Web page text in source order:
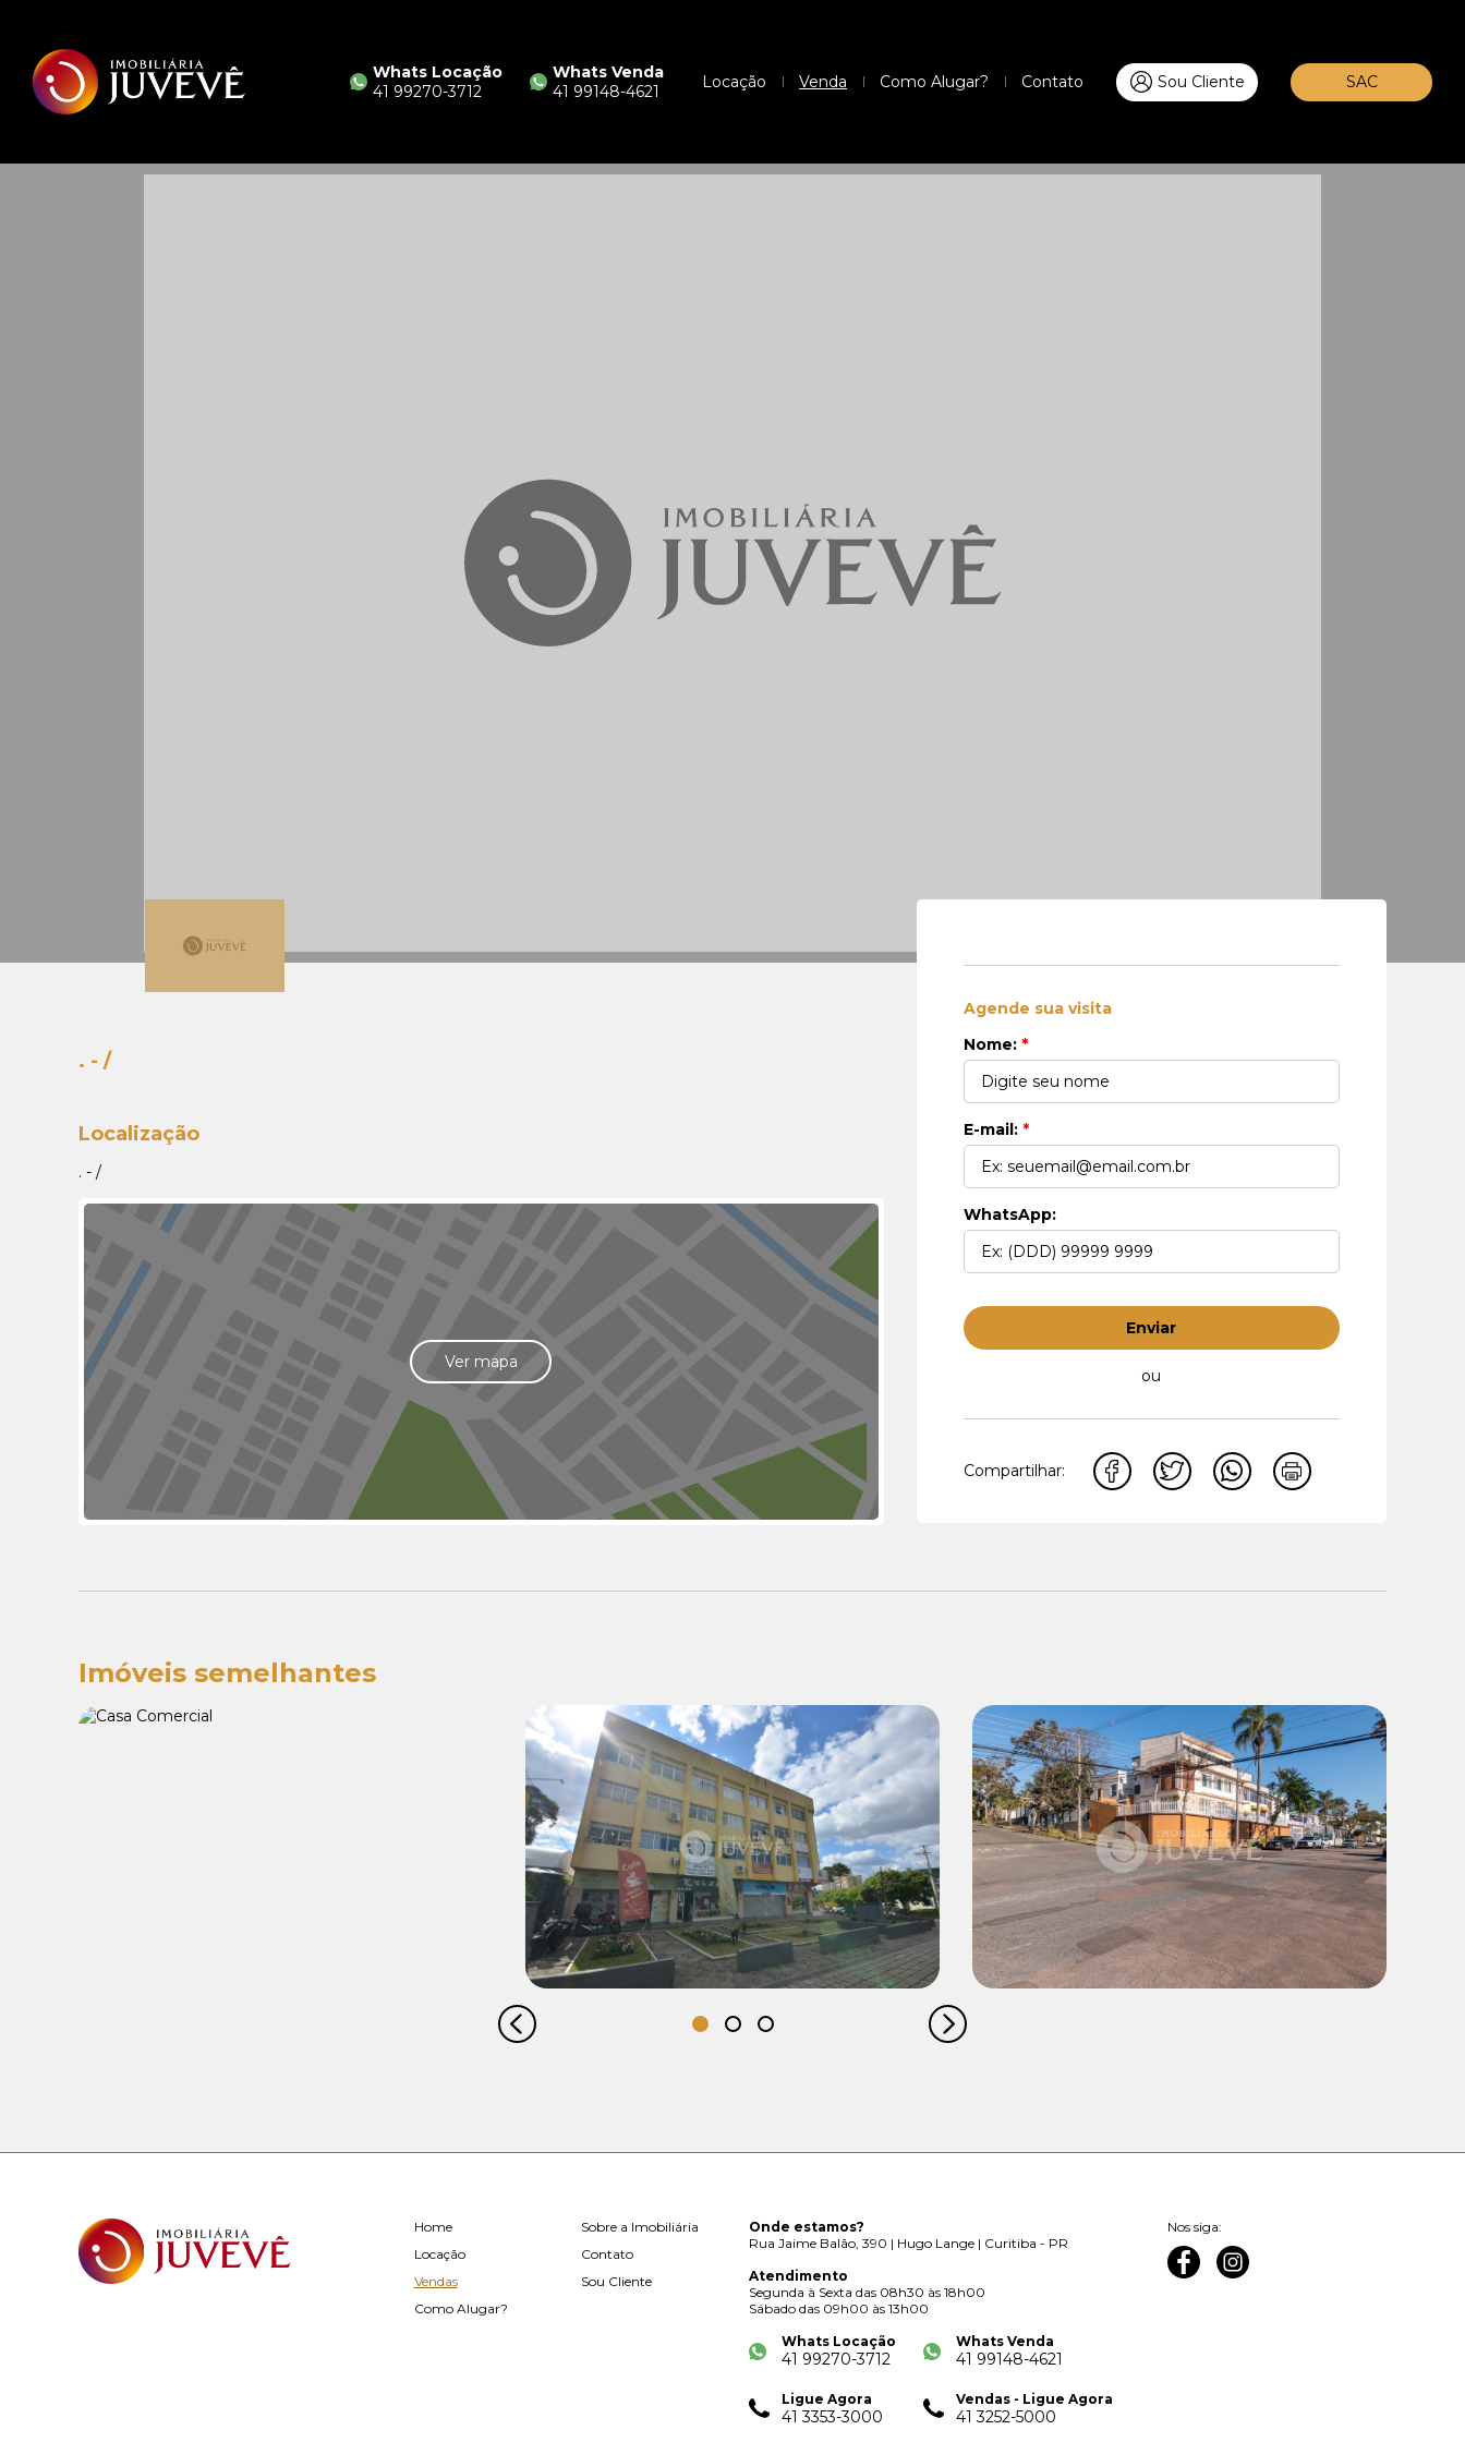
Whats Locação
41 99270-3712
Whats Venda
41 99148-4621
Locação Venda Como Alugar? Contato Sou Cliente SAC
. - /
Agende sua visita
Nome: *
E-mail: *
WhatsApp:
Enviar
ou
Compartilhar:
Localização
. - /
Ver mapa
Imóveis semelhantes
Locação:
R$ 1.500,00
Venda:
R$ 1.750.000,00
Home
Locação
Vendas
Como Alugar?
Sobre a Imobiliária
Contato
Sou Cliente
Onde estamos?
Rua Jaime Balão, 390 | Hugo Lange | Curitiba - PR
Atendimento
Segunda à Sexta das 08h30 às 18h00
Sábado das 09h00 às 13h00
Whats Locação
41 99270-3712
Whats Venda
41 99148-4621
Ligue Agora
41 3353-3000
Vendas - Ligue Agora
41 3252-5000
Nos siga: